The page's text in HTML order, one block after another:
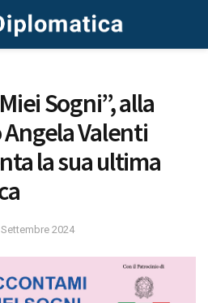
Sogni”, alla
Valenti
la sua ultima
Settembre 2024